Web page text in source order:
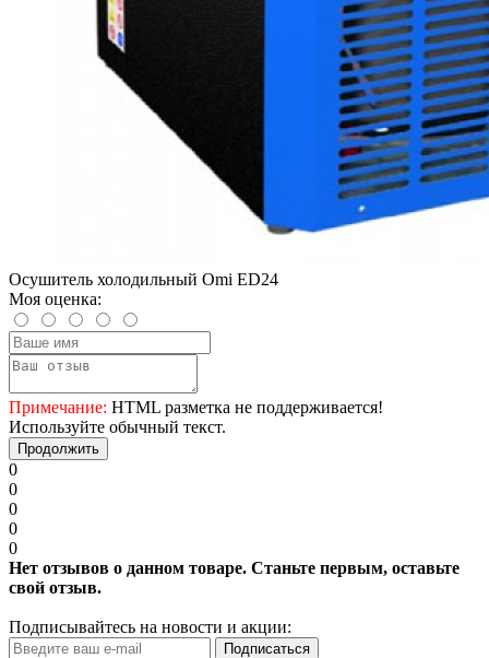
Осушитель холодильный Omi ED24
Моя оценка:
Примечание: HTML разметка не поддерживается!
Используйте обычный текст.
Продолжить
0
0
0
0
0
Нет отзывов о данном товаре. Станьте первым, оставьте
свой отзыв.
Подписывайтесь на новости и акции:
Подписаться